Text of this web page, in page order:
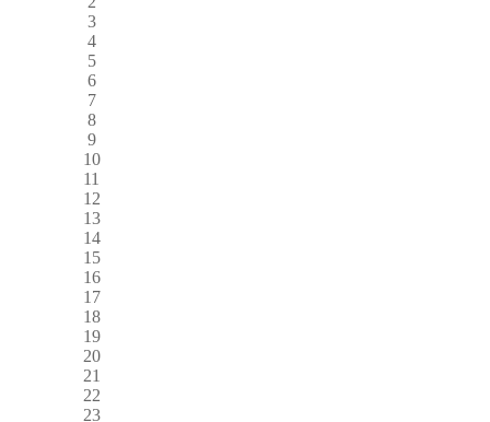
3
4
5
6
7
8
9
10
11
12
13
14
15
16
17
18
19
20
21
22
23